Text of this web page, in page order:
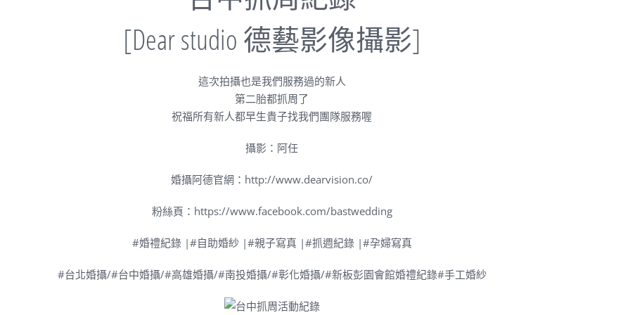
[Dear studio 德藝影像攝影]
這次拍攝也是我們服務過的新人
第二胎都抓周了
祝福所有新人都早生貴子找我們團隊服務喔
攝影：阿任
婚攝阿德官網： http://www.dearvision.co/
粉絲頁： https://www.facebook.com/bastwedding
#婚禮紀錄|#自助婚紗|#親子寫真|#抓週紀錄|#孕婦寫真
#台北婚攝/#台中婚攝/#高雄婚攝/#南投婚攝/#彰化婚攝/#新板彭園會館婚禮紀錄#手工婚紗